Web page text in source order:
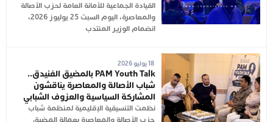
القيادة الجماعية للأمانة العامة لحزب الأصالة
والمعاصرة، اليوم السبت 25 يوليوز 2026،
انضمام الوزير المنتدب
18 يوليو 2026
PAM Youth Talk بالمضيق الفنيدق..
شباب الأصالة والمعاصرة يناقشون
المشاركة السياسية والعزوف الشبابي
نظمت التنسيقية الإقليمية لمنظمة شباب
حزب الأصالة والمعاصرة بعمالة المضيق